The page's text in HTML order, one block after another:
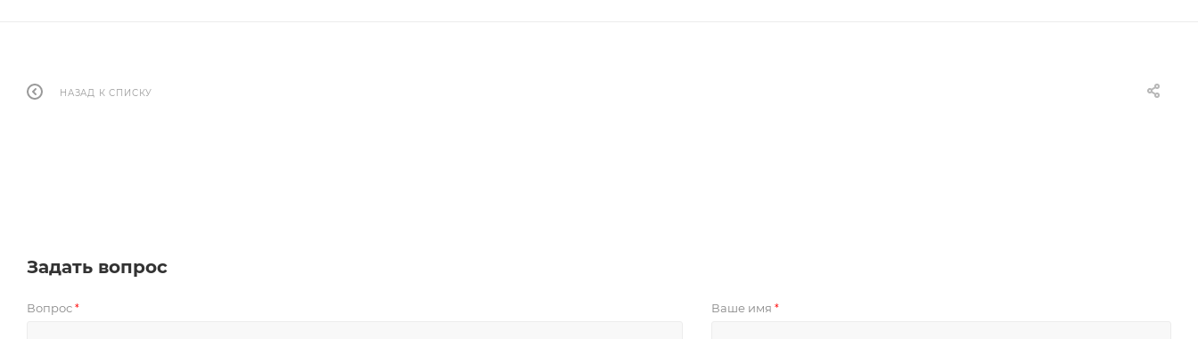
НАЗАД К СПИСКУ
Задать вопрос
Вопрос * Ваше имя *